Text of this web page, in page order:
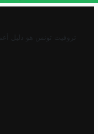
تروفيت تونس هو دليل